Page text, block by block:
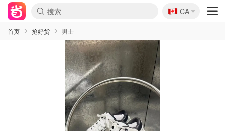
🇨🇦
CA
首页 抢好货 男士